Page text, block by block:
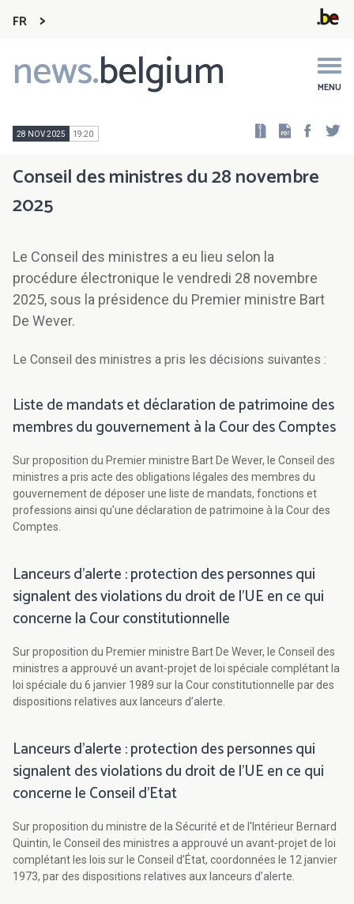
FR
news.belgium MENU
Main
navigation
28 NOV 2025 19:20
Conseil des ministres du 28 novembre
2025
Le Conseil des ministres a eu lieu selon la
procédure électronique le vendredi 28 novembre
2025, sous la présidence du Premier ministre Bart
De Wever.
Le Conseil des ministres a pris les décisions suivantes :
Liste de mandats et déclaration de patrimoine des
membres du gouvernement à la Cour des Comptes
Sur proposition du Premier ministre Bart De Wever, le Conseil des
ministres a pris acte des obligations légales des membres du
gouvernement de déposer une liste de mandats, fonctions et
professions ainsi qu'une déclaration de patrimoine à la Cour des
Comptes.
Lanceurs d'alerte : protection des personnes qui
signalent des violations du droit de l’UE en ce qui
concerne la Cour constitutionnelle
Sur proposition du Premier ministre Bart De Wever, le Conseil des
ministres a approuvé un avant-projet de loi spéciale complétant la
loi spéciale du 6 janvier 1989 sur la Cour constitutionnelle par des
dispositions relatives aux lanceurs d’alerte.
Lanceurs d'alerte : protection des personnes qui
signalent des violations du droit de l’UE en ce qui
concerne le Conseil d'Etat
Sur proposition du ministre de la Sécurité et de l'Intérieur Bernard
Quintin, le Conseil des ministres a approuvé un avant-projet de loi
complétant les lois sur le Conseil d’État, coordonnées le 12 janvier
1973, par des dispositions relatives aux lanceurs d’alerte.